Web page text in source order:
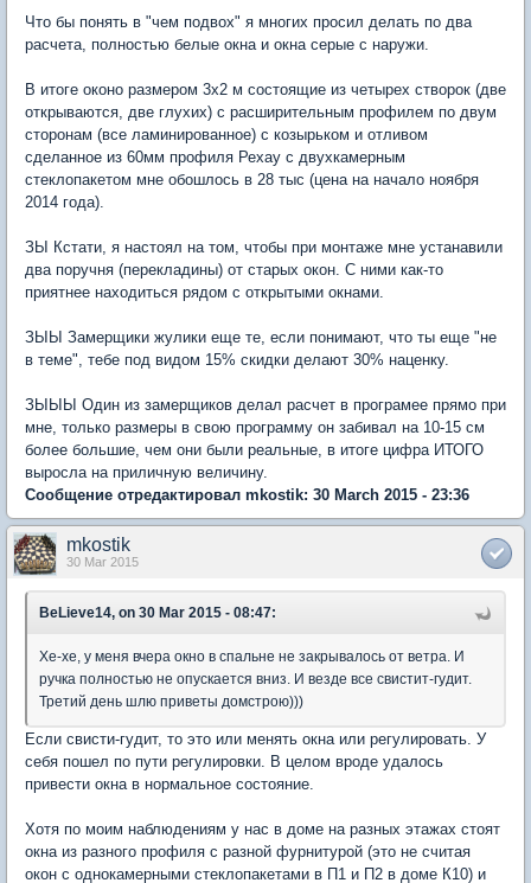
Что бы понять в "чем подвох" я многих просил делать по два
расчета, полностью белые окна и окна серые с наружи.
В итоге оконо размером 3х2 м состоящие из четырех створок (две
открываются, две глухих) с расширительным профилем по двум
сторонам (все ламинированное) с козырьком и отливом
сделанное из 60мм профиля Рехау с двухкамерным
стеклопакетом мне обошлось в 28 тыс (цена на начало ноября
2014 года).
ЗЫ Кстати, я настоял на том, чтобы при монтаже мне устанавили
два поручня (перекладины) от старых окон. С ними как-то
приятнее находиться рядом с открытыми окнами.
ЗЫЫ Замерщики жулики еще те, если понимают, что ты еще "не
в теме", тебе под видом 15% скидки делают 30% наценку.
ЗЫЫЫ Один из замерщиков делал расчет в програмее прямо при
мне, только размеры в свою программу он забивал на 10-15 см
более большие, чем они были реальные, в итоге цифра ИТОГО
выросла на приличную величину.
Сообщение отредактировал mkostik: 30 March 2015 - 23:36
mkostik
30 Mar 2015
BeLieve14, on 30 Mar 2015 - 08:47:
Хе-хе, у меня вчера окно в спальне не закрывалось от ветра. И
ручка полностью не опускается вниз. И везде все свистит-гудит.
Третий день шлю приветы домстрою)))
Если свисти-гудит, то это или менять окна или регулировать. У
себя пошел по пути регулировки. В целом вроде удалось
привести окна в нормальное состояние.
Хотя по моим наблюдениям у нас в доме на разных этажах стоят
окна из разного профиля с разной фурнитурой (это не считая
окон с однокамерными стеклопакетами в П1 и П2 в доме К10) и